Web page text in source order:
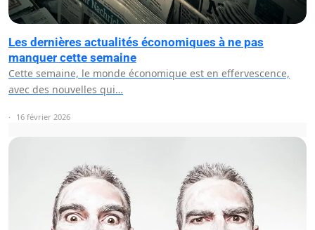
Les dernières actualités économiques à ne pas
manquer cette semaine
Cette semaine, le monde économique est en effervescence,
avec des nouvelles qui…
16 février 2026